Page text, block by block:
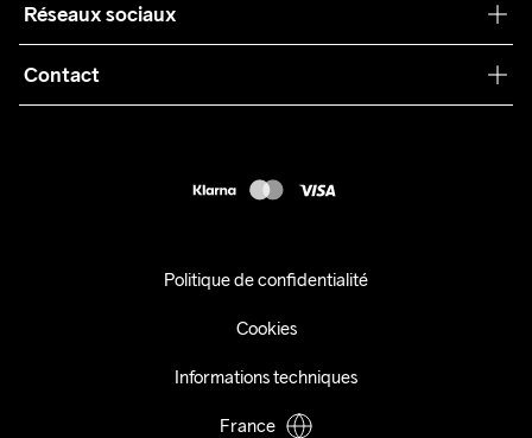
Durabilité
Collaborations
Conditions générales
Retours
Réseaux sociaux
Contact
Politique de confidentialité
Cookies
Informations techniques
France